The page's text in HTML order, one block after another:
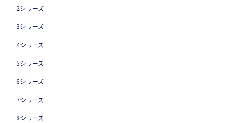
2シリーズ
3シリーズ
4シリーズ
5シリーズ
6シリーズ
7シリーズ
8シリーズ